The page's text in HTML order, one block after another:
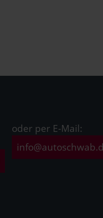
oder per E-Mail: